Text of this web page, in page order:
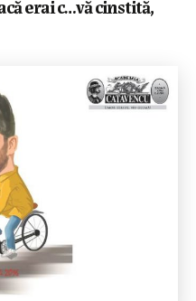
erai c…vă cinstită,